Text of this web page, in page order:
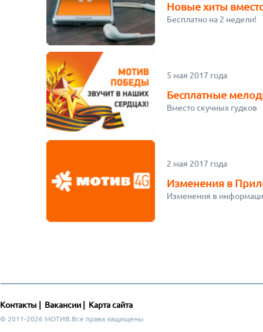
Новые хиты
Бесплатно на 2 недели!
5 мая 2017 года
Бесплатные
Вместо скучных гудков
2 мая 2017 года
Изменения в
Изменения в
Контакты Вакансии Карта сайта
© 2011-2026 МОТИВ.Все права защищены